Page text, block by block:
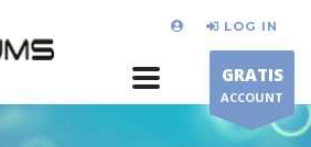
LOG IN
GRATIS
ACCOUNT